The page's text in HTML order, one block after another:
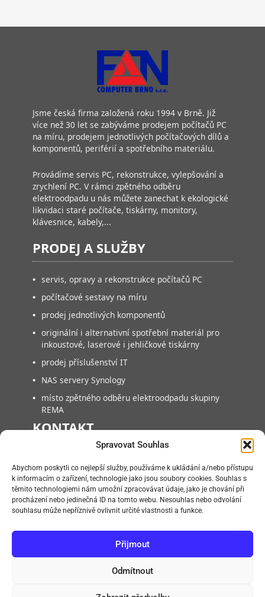
Spravovat Souhlas
Abychom poskytli co nejlepší služby, používáme k ukládání a/nebo přístupu
k informacím o zařízení, technologie jako jsou soubory cookies. Souhlas s
těmito technologiemi nám umožní zpracovávat údaje, jako je chování při
procházení nebo jedinečná ID na tomto webu. Nesouhlas nebo odvolání
souhlasu může nepříznivě ovlivnit určité vlastnosti a funkce.
Přijmout
Odmítnout
Jsme česká firma založená roku 1994 v Brně. Již
více než 30 let se zabýváme prodejem počítačů PC
na míru, prodejem jednotlivých počítačových dílů a
komponentů, periférií a spotřebního materiálu.
Provádíme servis PC, rekonstrukce, vylepšování a
zrychlení PC. V rámci zpětného odběru
elektroodpadu u nás můžete zanechat k ekologické
likvidaci staré počítače, tiskárny, monitory,
klávesnice, kabely,...
PRODEJ A SLUŽBY
• servis, opravy a rekonstrukce počítačů PC
• počítačové sestavy na míru
• prodej jednotlivých komponentů
• originální i alternativní spotřební materiál pro
inkoustové, laserové i jehličkové tiskárny
• prodej příslušenství IT
• NAS servery Synology
• místo zpětného odběru elektroodpadu skupiny
REMA
KONTAKT
Vlárská 953/22, 627 00, Brno-Slatina
+420 545218880
+420 545218881
09:00 – 14:00